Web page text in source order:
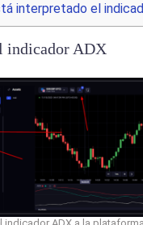
interpretado el
indicador ADX